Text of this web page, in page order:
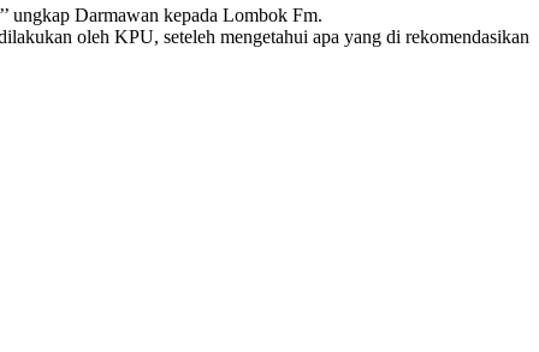
ungkap Darmawan kepada Lombok Fm.
oleh KPU, seteleh mengetahui apa yang di rekomendasikan